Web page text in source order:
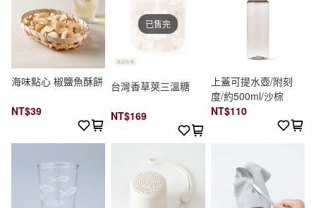
海味點心 椒鹽魚酥餅
NT$39
台灣香草莢三溫糖
NT$169
已售完
上蓋可提水壺/附刻
度/約500ml/沙棕
NT$110